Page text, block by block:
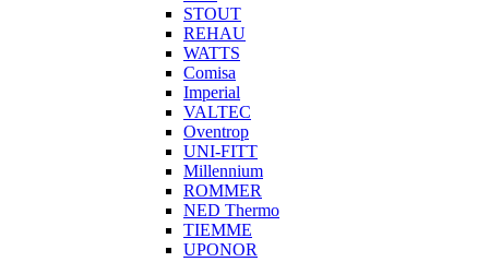
STOUT
REHAU
WATTS
Comisa
Imperial
VALTEC
Oventrop
UNI-FITT
Millennium
ROMMER
NED Thermo
TIEMME
UPONOR